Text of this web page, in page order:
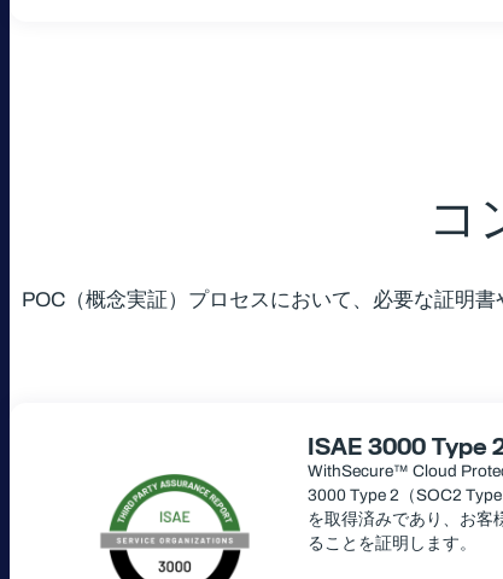
コ
POC（概念実証）プロセスにおいて、必要な証明
ISAE 3000 Type
WithSecure™ Cloud
3000 Type 2（SOC2
を取得済みであり、お客
ることを証明します。